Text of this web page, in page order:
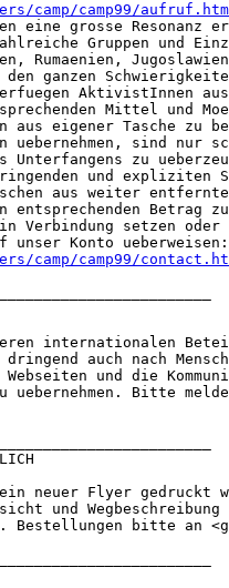
camp/camp99/
eine grosse Resonanz
Gruppen und
Rumaenien,
ganzen
AktivistInnen
Mittel und
aus eigener Tasche zu
sind nur
zu
und expliziten
aus weiter
Betrag zu
setzen oder
unser Konto ueberweisen:
camp/camp99/
internationalen
auch nach
und die
uebernehmen. Bitte
neuer Flyer gedruckt
und
Bestellungen bitte an